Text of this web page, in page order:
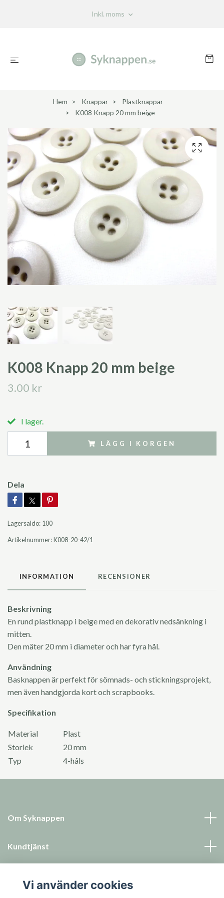
Inkl. moms
Hem Knappar
Plastknappar
K008 Knapp 20 mm beige
K008 Knapp 20 mm beige
3.00 kr
I lager.
LÄGG I KORGEN
Dela
Lagersaldo: 100
Artikelnummer:K008-20-42/1
INFORMATION RECENSIONER
Beskrivning
En rund plastknapp i beige med en dekorativ nedsänkning i
mitten.
Den mäter 20 mm i diameter och har fyra hål.
Användning
Basknappen är perfekt för sömnads- och stickningsprojekt,
men även handgjorda kort och scrapbooks.
Specifikation
Material
Plast
Storlek
20 mm
Typ
4-håls
Om Syknappen
Kundtjänst
Vi använder cookies